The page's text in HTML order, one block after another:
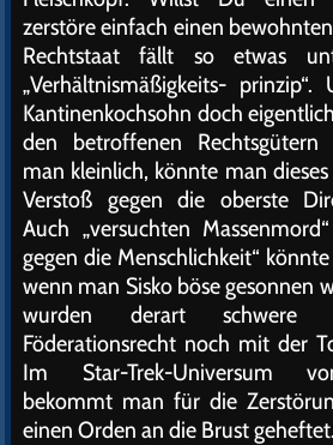
zerstöre einfach einen
Rechtstaat fällt so etwas
„Verhältnismäßigkeits-
Kantinenkochsohn doch
den betroffenen Rechtsgütern
man kleinlich, könnte man
Verstoß gegen die oberste
Auch „versuchten
gegen die Menschlichkeit“
wenn man Sisko böse gesonnen
wurden derart schwere
Föderationsrecht noch mit der
Im Star-Trek-Universum
bekommt man für die
einen Orden an die Brust geheftet.